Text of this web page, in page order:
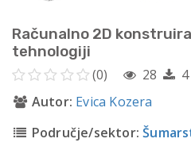
Računalno 2D
tehnologiji
(0) 28
4
Autor: Evica Kozera
Područje/sektor: